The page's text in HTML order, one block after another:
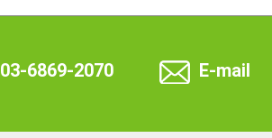
03-6869-2070 E-mail